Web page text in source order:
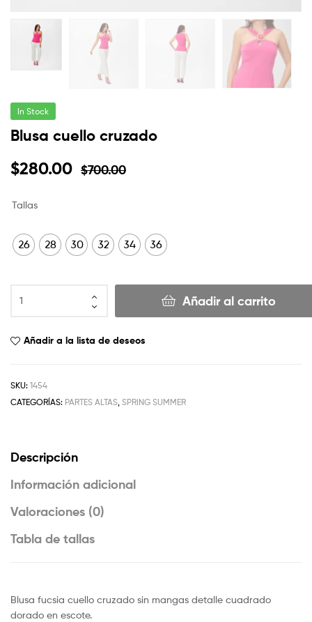
In Stock
Blusa cuello cruzado
$700.00
$280.00
Tallas
26 28 30 32 34 36
Añadir al carrito
Añadir a la lista de deseos
SKU: 1454
CATEGORÍAS: PARTES ALTAS SPRING SUMMER
Descripción
Información adicional
Valoraciones (0)
Tabla de tallas
Blusa fucsia cuello cruzado sin mangas detalle cuadrado
dorado en escote.